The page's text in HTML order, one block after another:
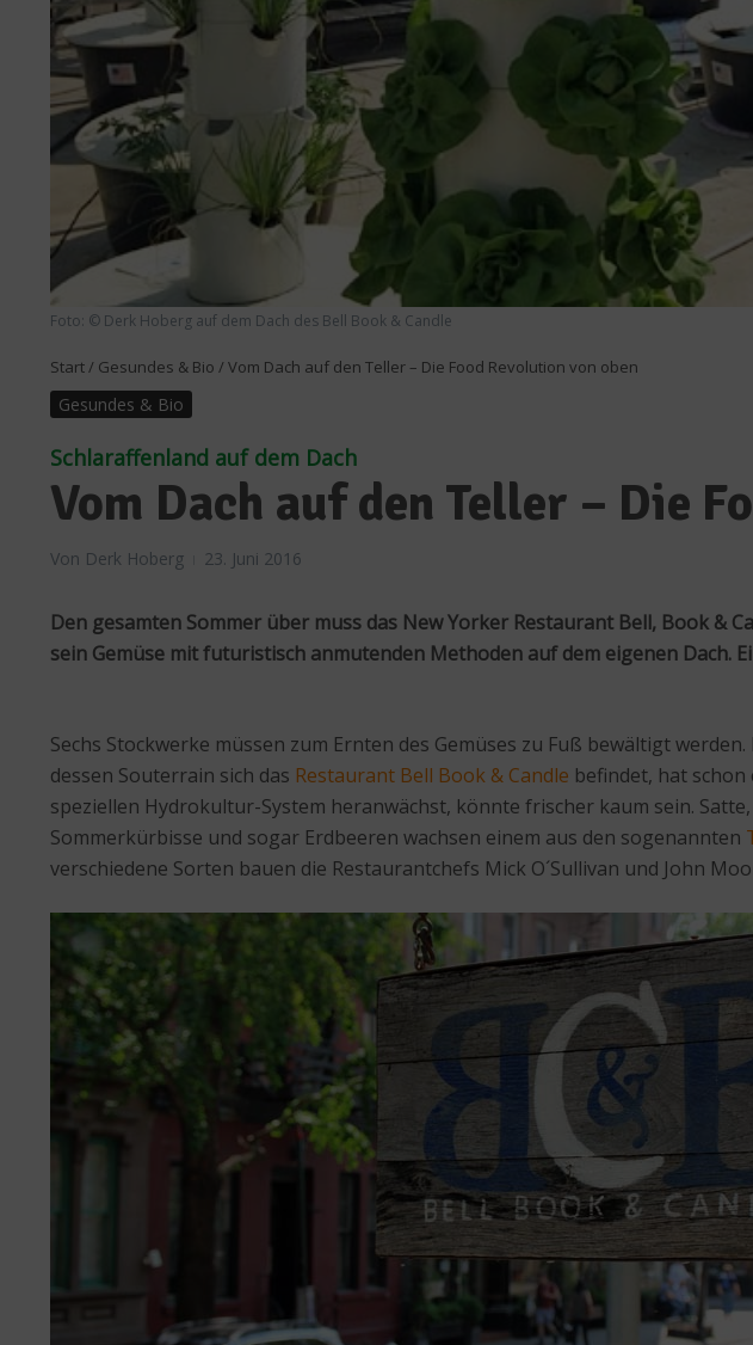
Foto: © Derk Hoberg auf dem Dach des Bell Book & Candle
Start/ Gesundes & Bio / Vom Dach auf den Teller – Die Food Revolution von oben
Gesundes & Bio
Schlaraffenland auf dem Dach
Vom Dach auf den Teller – Die
Von Derk Hoberg 23. Juni 2016
Den gesamten Sommer über muss das New Yorker Restaurant Bell, Book &
sein Gemüse mit futuristisch anmutenden Methoden auf dem eigenen Dach.
Sechs Stockwerke müssen zum Ernten des Gemüses zu Fuß bewältigt
dessen Souterrain sich das Restaurant Bell Book & Candle befindet, hat schon
speziellen Hydrokultur-System heranwächst, könnte frischer kaum sein.
Sommerkürbisse und sogar Erdbeeren wachsen einem aus den sogenannten
verschiedene Sorten bauen die Restaurantchefs Mick O´Sullivan und John